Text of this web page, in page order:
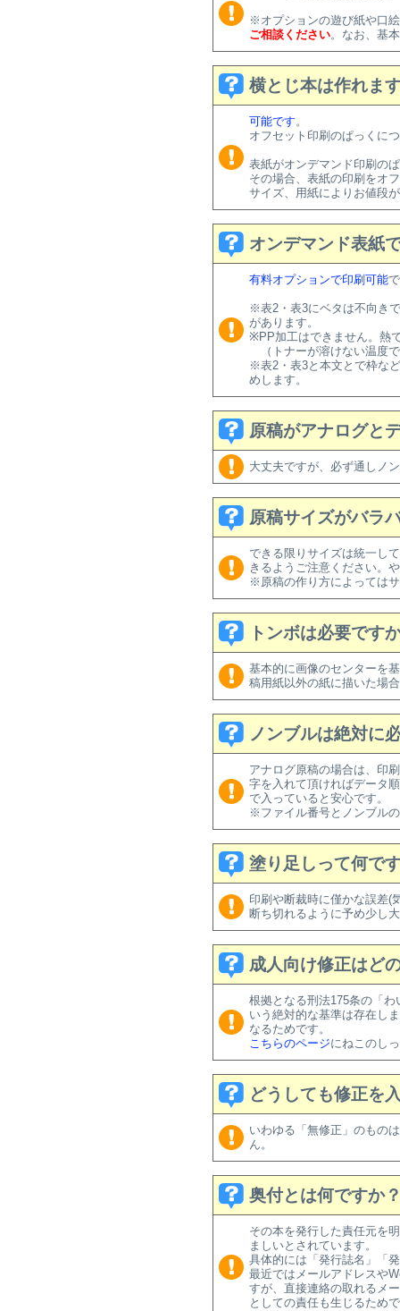
※オプションの遊び紙や口
ご相談ください。なお、基
横とじ本は作れま
可能です。
オフセット印刷のぱっくに
表紙がオンデマンド印刷の
その場合、表紙の印刷をオ
サイズ、用紙によりお値段
オンデマンド表紙
有料オプションで印刷可能
※表2・表3にベタは不向き
があります。
※PP加工はできません。熱
（トナーが溶けない温度
※表2・表3と本文とで枠な
めします。
原稿がアナログと
大丈夫ですが、必ず通しノ
原稿サイズがバラ
できる限りサイズは統一し
きるようご注意ください。
※原稿の作り方によっては
トンボは必要です
基本的に画像のセンターを基準に
稿用紙以外の紙に描いた場
ノンブルは絶対に
アナログ原稿の場合は、印
字を入れて頂ければデータ
で入っていると安心です。
※ファイル番号とノンブル
塗り足しって何で
印刷や断裁時に僅かな誤差(
断ち切れるように予め少し
成人向け修正はど
根拠となる刑法175条の「
いう絶対的な基準は存在し
なるためです。
こちらのページにねこのし
どうしても修正を
いわゆる「無修正」のもの
ん。
奥付とは何ですか
その本を発行した責任元を
ましいとされています。
具体的には「発行誌名」「
最近ではメールアドレスや
すが、直接連絡の取れるメ
としての責任も生じるため